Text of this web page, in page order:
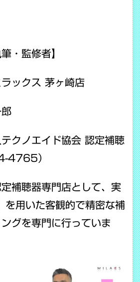
・監修者】
ックス 茅ヶ崎店
テクノエイド協会 認定補聴
4765）
補聴器専門店として、実
を用いた客観的で精密な補
グを専門に行っていま